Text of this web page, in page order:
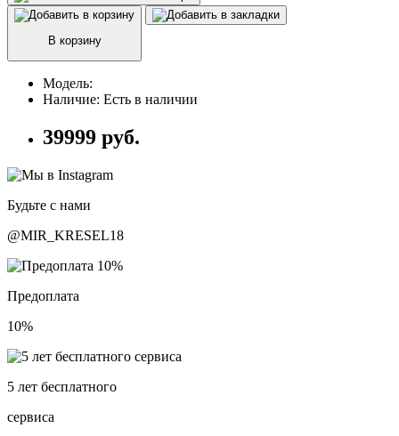
В корзину
Модель:
Наличие: Есть в наличии
39999 руб.
Будьте с нами
@MIR_KRESEL18
Предоплата
10%
5 лет бесплатного
сервиса